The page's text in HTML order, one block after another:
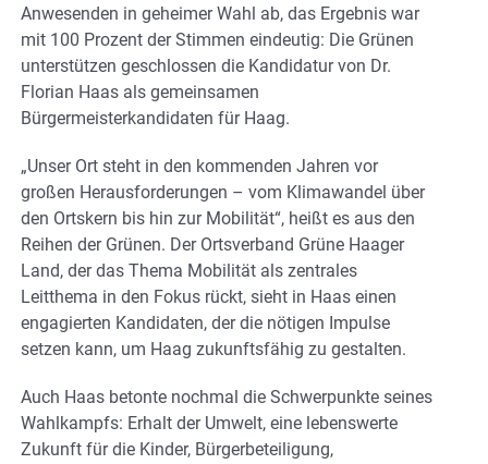
Anwesenden in geheimer Wahl ab, das Ergebnis war
mit 100 Prozent der Stimmen eindeutig: Die Grünen
unterstützen geschlossen die Kandidatur von Dr.
Florian Haas als gemeinsamen
Bürgermeisterkandidaten für Haag.
„Unser Ort steht in den kommenden Jahren vor
großen Herausforderungen – vom Klimawandel über
den Ortskern bis hin zur Mobilität“, heißt es aus den
Reihen der Grünen. Der Ortsverband Grüne Haager
Land, der das Thema Mobilität als zentrales
Leitthema in den Fokus rückt, sieht in Haas einen
engagierten Kandidaten, der die nötigen Impulse
setzen kann, um Haag zukunftsfähig zu gestalten.
Auch Haas betonte nochmal die Schwerpunkte seines
Wahlkampfs: Erhalt der Umwelt, eine lebenswerte
Zukunft für die Kinder, Bürgerbeteiligung,